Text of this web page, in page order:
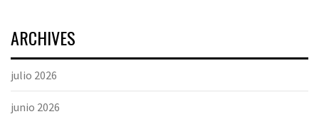
ARCHIVES
julio 2026
junio 2026